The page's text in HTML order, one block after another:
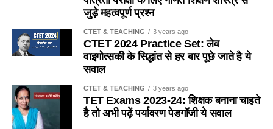
कृपया अफवाहों से बचें!
RRB भर्ती परीक्षा के परिणामों को
लेकर किसी के बहकावे में ना आएं
और किसी भी आंदोलन का हिस्सा
जुड़े महत्वपूर्ण प्रश्न
CTET & TEACHING 3 years ago
CTET 2024 Practice Set: लेव
वाइगोत्सकी के सिद्धांत से हर बार पूछे जाते है ये
सवाल
CTET & TEACHING 3 years ago
TET Exams 2023-24: शिक्षक बनाना चाहते
है तो अभी पढ़ें पर्यावरण पेडगॉजी ये सवाल